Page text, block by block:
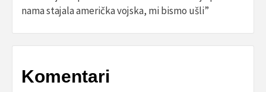
nama stajala američka vojska, mi bismo ušli”
Komentari